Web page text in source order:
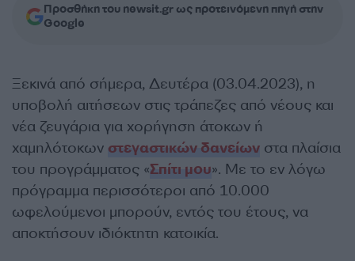
Προσθήκη του newsit.gr ως προτεινόμενη πηγή στην
Google
Ξεκινά από σήμερα, Δευτέρα (03.04.2023), η
υποβολή αιτήσεων στις τράπεζες από νέους και
νέα ζευγάρια για χορήγηση άτοκων ή
χαμηλότοκων στεγαστικών δανείων στα πλαίσια
του προγράμματος «Σπίτι μου». Με το εν λόγω
πρόγραμμα περισσότεροι από 10.000
ωφελούμενοι μπορούν, εντός του έτους, να
αποκτήσουν ιδιόκτητη κατοικία.